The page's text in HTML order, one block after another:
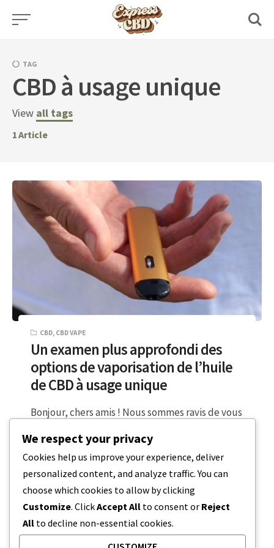
Skip
TAG
CBD à usage unique
View all tags
1Article
CBD, CBD VAPE
Un examen plus approfondi des
options de vaporisation de l’huile
de CBD à usage unique
Bonjour, chers amis ! Nous sommes ravis de vous
nous ne sommes pas…
4 MINUTES DE LECTURE 25 DÉCEMBRE 2023
We respect your privacy
Cookies help us improve your experience, deliver
personalized content, and analyze traffic. You can
choose which cookies to allow by clicking
Customize. ClickAccept All to consent or Reject
All to decline non-essential cookies.